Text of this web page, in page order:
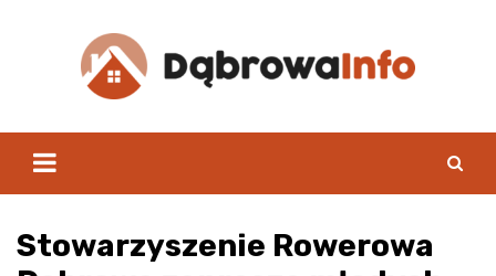
Stowarzyszenie Rowerowa